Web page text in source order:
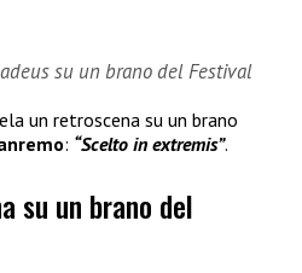
su un brano del Festival
un retroscena su un brano
: “Scelto in extremis”.
su un brano del